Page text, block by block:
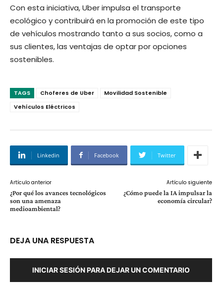
Con esta iniciativa, Uber impulsa el transporte
ecológico y contribuirá en la promoción de este tipo
de vehículos mostrando tanto a sus socios, como a
sus clientes, las ventajas de optar por opciones
sostenibles.
TAGS Choferes de Uber
Movilidad Sostenible
Vehículos Eléctricos
Linkedin Facebook Twitter
Artículo anterior
¿Por qué los avances tecnológicos
son una amenaza
medioambiental?
Artículo siguiente
¿Cómo puede la IA impulsar la
economía circular?
DEJA UNA RESPUESTA
INICIAR SESIÓN PARA DEJAR UN COMENTARIO